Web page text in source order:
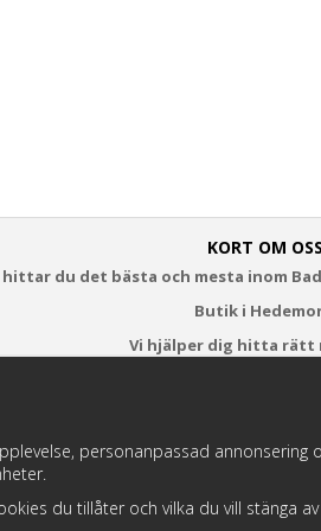
KORT OM OSS
hittar du det bästa och mesta inom
Butik i
Vi hjälper dig hitta rätt
personanpassad
du tillåter och vilka du vill stänga